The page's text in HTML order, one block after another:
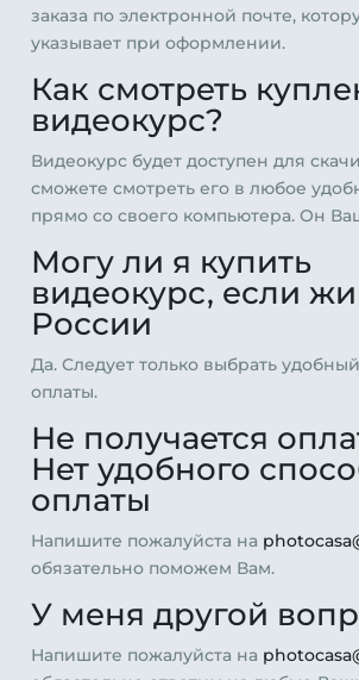
заказа по электронной почте,
указывает при оформлении.
Как смотреть
видеокурс?
Видеокурс будет доступен для
сможете смотреть его в любое
прямо со своего компьютера. Он
Могу ли я купить
видеокурс, если
России
Да. Следует только выбрать
оплаты.
Не получается
Нет удобного
оплаты
Напишите пожалуйста на
обязательно поможем Вам.
У меня другой
Напишите пожалуйста на